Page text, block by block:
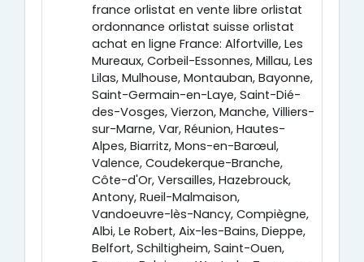
france orlistat en vente libre orlistat
ordonnance orlistat suisse orlistat
achat en ligne France: Alfortville, Les
Mureaux, Corbeil-Essonnes, Millau, Les
Lilas, Mulhouse, Montauban, Bayonne,
Saint-Germain-en-Laye, Saint-Dié-
des-Vosges, Vierzon, Manche, Villiers-
sur-Marne, Var, Réunion, Hautes-
Alpes, Biarritz, Mons-en-Barœul,
Valence, Coudekerque-Branche,
Côte-d'Or, Versailles, Hazebrouck,
Antony, Rueil-Malmaison,
Vandoeuvre-lès-Nancy, Compiègne,
Albi, Le Robert, Aix-les-Bains, Dieppe,
Belfort, Schiltigheim, Saint-Ouen,